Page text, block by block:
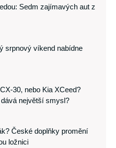
Sedm zajímavých aut z
srpnový víkend nabídne
30, nebo Kia XCeed?
největší smysl?
České doplňky promění
ložnici